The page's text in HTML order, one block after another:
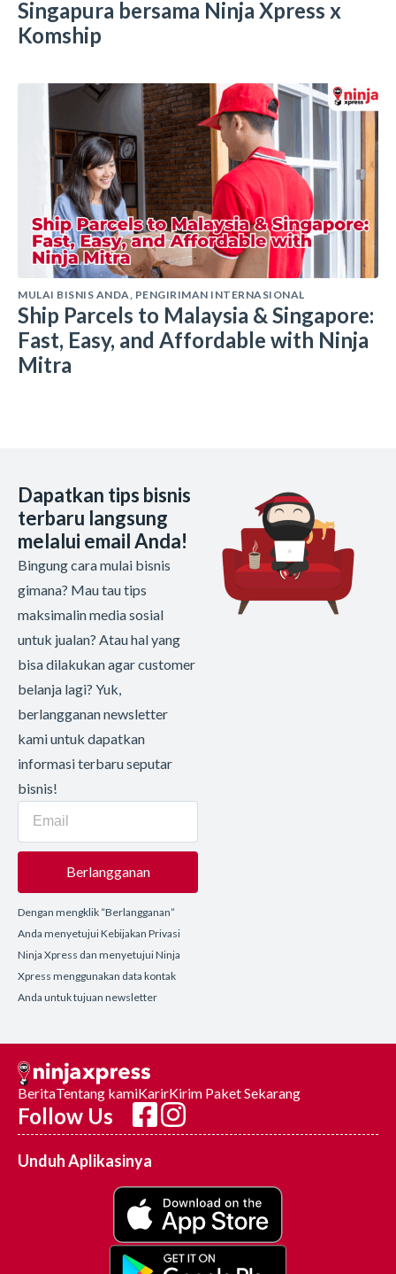
Singapura bersama Ninja Xpress x
Komship
MULAI BISNIS ANDA PENGIRIMAN INTERNASIONAL
Ship Parcels to Malaysia & Singapore:
Fast, Easy, and Affordable with Ninja
Mitra
Dapatkan tips bisnis
terbaru langsung
melalui email Anda!
Bingung cara mulai bisnis
gimana? Mau tau tips
maksimalin media sosial
untuk jualan? Atau hal yang
bisa dilakukan agar customer
belanja lagi? Yuk,
berlangganan newsletter
kami untuk dapatkan
informasi terbaru seputar
bisnis!
Berlangganan
Dengan mengklik “Berlangganan”
Anda menyetujui Kebijakan Privasi
Ninja Xpress dan menyetujui Ninja
Xpress menggunakan data kontak
Anda untuk tujuan newsletter
BeritaTentang kamiKarirKirim Paket Sekarang
Follow Us
Unduh Aplikasinya